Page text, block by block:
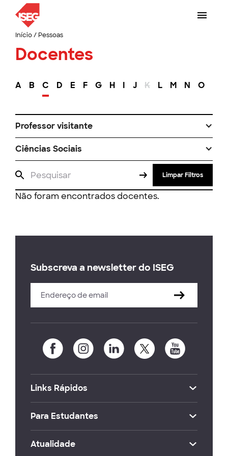
Início/ Pessoas
Docentes
A B C D E F G H I J K L M N O
Professor visitante
Ciências Sociais
Limpar Filtros
Não foram encontrados docentes.
Subscreva a newsletter do ISEG
Links Rápidos
Para Estudantes
Atualidade